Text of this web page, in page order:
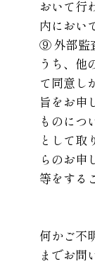
おいて行
内におい
⑨ 外部監
うち、他
て同意し
旨をお申
ものにつ
として取
らのお申
等をする
何かご不
までお問